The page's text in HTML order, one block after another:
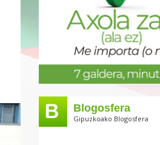
Blogosfera
Gipuzkoako Blogosfera